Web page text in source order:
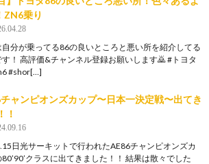
ZN6乗り
自分が乗ってる86の良いところと悪い所を紹介してる
！ 高評価&チャンネル登録お願いします🙇 #トヨタ
#shor[…]
ャンピオンズカップ〜日本一決定戦〜出てき
！
日光サーキットで行われたAE86チャンピオンズカ
80’90’クラスに出てきました！！ 結果は散々でした